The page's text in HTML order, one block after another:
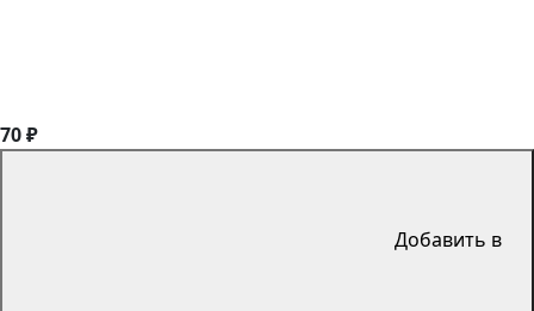
70 ₽
Добавить в